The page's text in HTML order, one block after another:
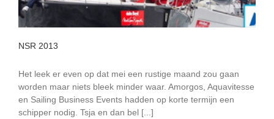
NSR 2013
Het leek er even op dat mei een rustige maand zou gaan
worden maar niets bleek minder waar. Amorgos, Aquavitesse
en Sailing Business Events hadden op korte termijn een
schipper nodig. Tsja en dan bel [...]